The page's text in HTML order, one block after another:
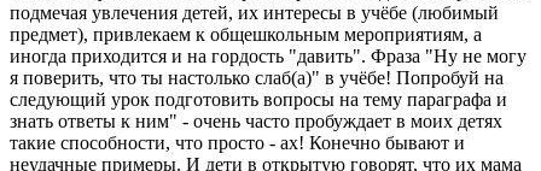
подмечая увлечения детей, их интересы в учёбе (любимый
предмет), привлекаем к общешкольным мероприятиям, а
иногда приходится и на гордость "давить". Фраза "Ну не могу
я поверить, что ты настолько слаб(а)" в учёбе! Попробуй на
следующий урок подготовить вопросы на тему параграфа и
знать ответы к ним" - очень часто пробуждает в моих детях
такие способности, что просто - ах! Конечно бывают и
неудачные примеры. И дети в открытую говорят, что их мама